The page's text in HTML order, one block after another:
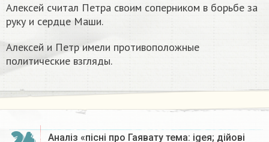
Алексей считал Петра своим соперником в борьбе за
руку и сердце Маши.
Алексей и Петр имели противоположные
политические взгляды.
Аналіз «пісні про Гаявату тема: igeя; дійові